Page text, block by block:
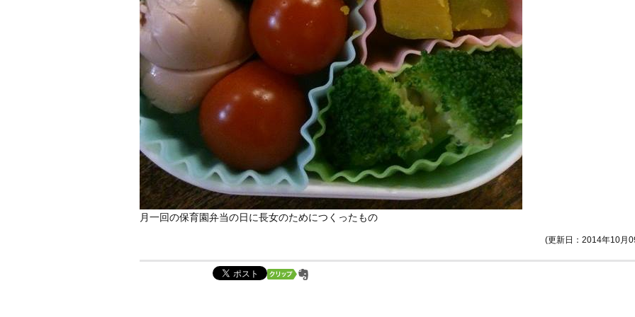
月一回の保育園弁当の日に長女のためにつくったもの
(更新日：2014年10月